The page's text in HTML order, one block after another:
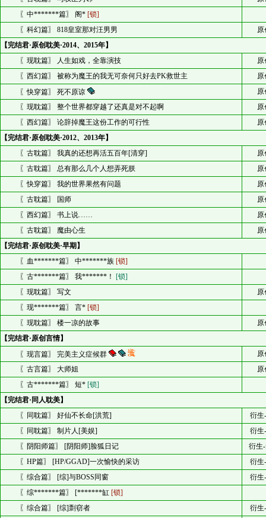
〖中*******篇〗 阁* [锁]
〖科幻篇〗 818皇室那对汪男男
原
【完结君·原创耽美·2014、2015年】
〖现耽篇〗 人生如戏，全靠演技
原
〖西幻篇〗 被称为魔王的我无可奈何只好去PK救世主
原
〖快穿篇〗 死不原谅
原
〖现耽篇〗 整个世界都穿越了还真是对不起啊
原
〖西幻篇〗 论辞掉魔王这份工作的可行性
原
【完结君·原创耽美·2012、2013年】
〖古耽篇〗 我真的还想再活五百年[清穿]
原
〖古耽篇〗 总有那么几个人想弄死朕
原
〖快穿篇〗 我的世界果然有问题
原
〖古耽篇〗 国师
原
〖西幻篇〗 书上说……
原
〖古耽篇〗 魔由心生
原
【完结君·原创耽美·早期】
〖血*******篇〗 中*******族 [锁]
〖古*******篇〗 我*******！ [锁]
〖现耽篇〗 写文
原
〖现*******篇〗 言* [锁]
〖现耽篇〗 楼一凉的故事
原
【完结君·原创言情】
〖现言篇〗 完美主义症候群
原
〖古言篇〗 大师姐
原
〖古*******篇〗 短* [锁]
【完结君·同人耽美】
〖同耽篇〗 好仙不长命[洪荒]
衍生
〖同耽篇〗 制片人[美娱]
衍生
〖阴阳师篇〗 [阴阳师]脸狐日记
衍生
〖HP篇〗 [HP/GGAD]一次愉快的采访
衍生
〖综合篇〗 [综]与BOSS同窗
衍生
〖综*******篇〗 [*******缸 [锁]
〖综合篇〗 [综]剽窃者
衍生